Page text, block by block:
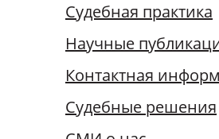
СудьиСудебная практика
Научные
Контактная
Судебные решения